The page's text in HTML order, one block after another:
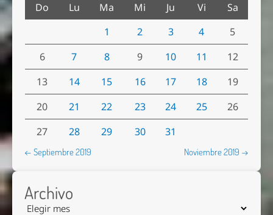
Do Lu Ma Mi Ju Vi
Sa
1
2 3 4
5
6
7 8 9 10 11
12
13
14 15 16 17 18
19
20
21 22 23 24 25
26
27
28 29 30 31
← Septiembre 2019 Noviembre 2019 →
Archivo